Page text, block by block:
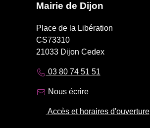
Mairie de Dijon
Place de la Libération
CS73310
21033 Dijon Cedex
03 80 74 51 51
Nous écrire
Accès et horaires d'ouverture